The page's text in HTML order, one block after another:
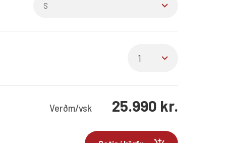
Verðm/vsk 25.990 kr.